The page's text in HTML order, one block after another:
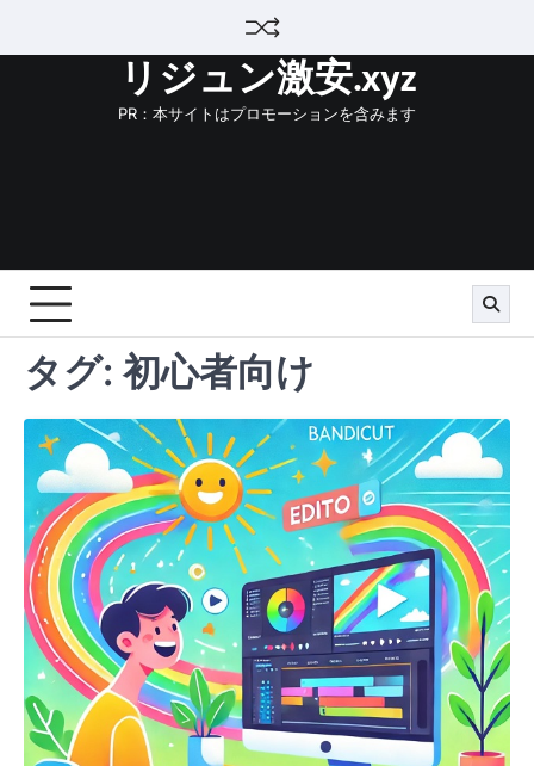
リジュン激安.xyz
PR：本サイトはプロモーションを含みます
タグ:初心者向け